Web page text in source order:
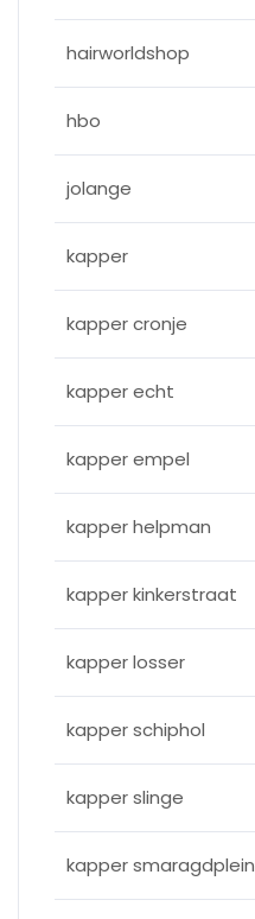
hairworldshop
hbo
jolange
kapper
kapper cronje
kapper echt
kapper empel
kapper helpman
kapper kinkerstraat
kapper losser
kapper schiphol
kapper slinge
kapper smaragdplein